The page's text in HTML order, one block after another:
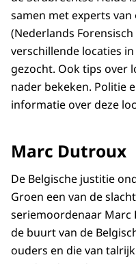
samen met experts
(Nederlands
verschillende locaties
gezocht. Ook tips over
nader bekeken. Politie
informatie over deze
Marc Dutroux
De Belgische justitie
Groen een van de
seriemoordenaar Marc
de buurt van de
ouders en die van